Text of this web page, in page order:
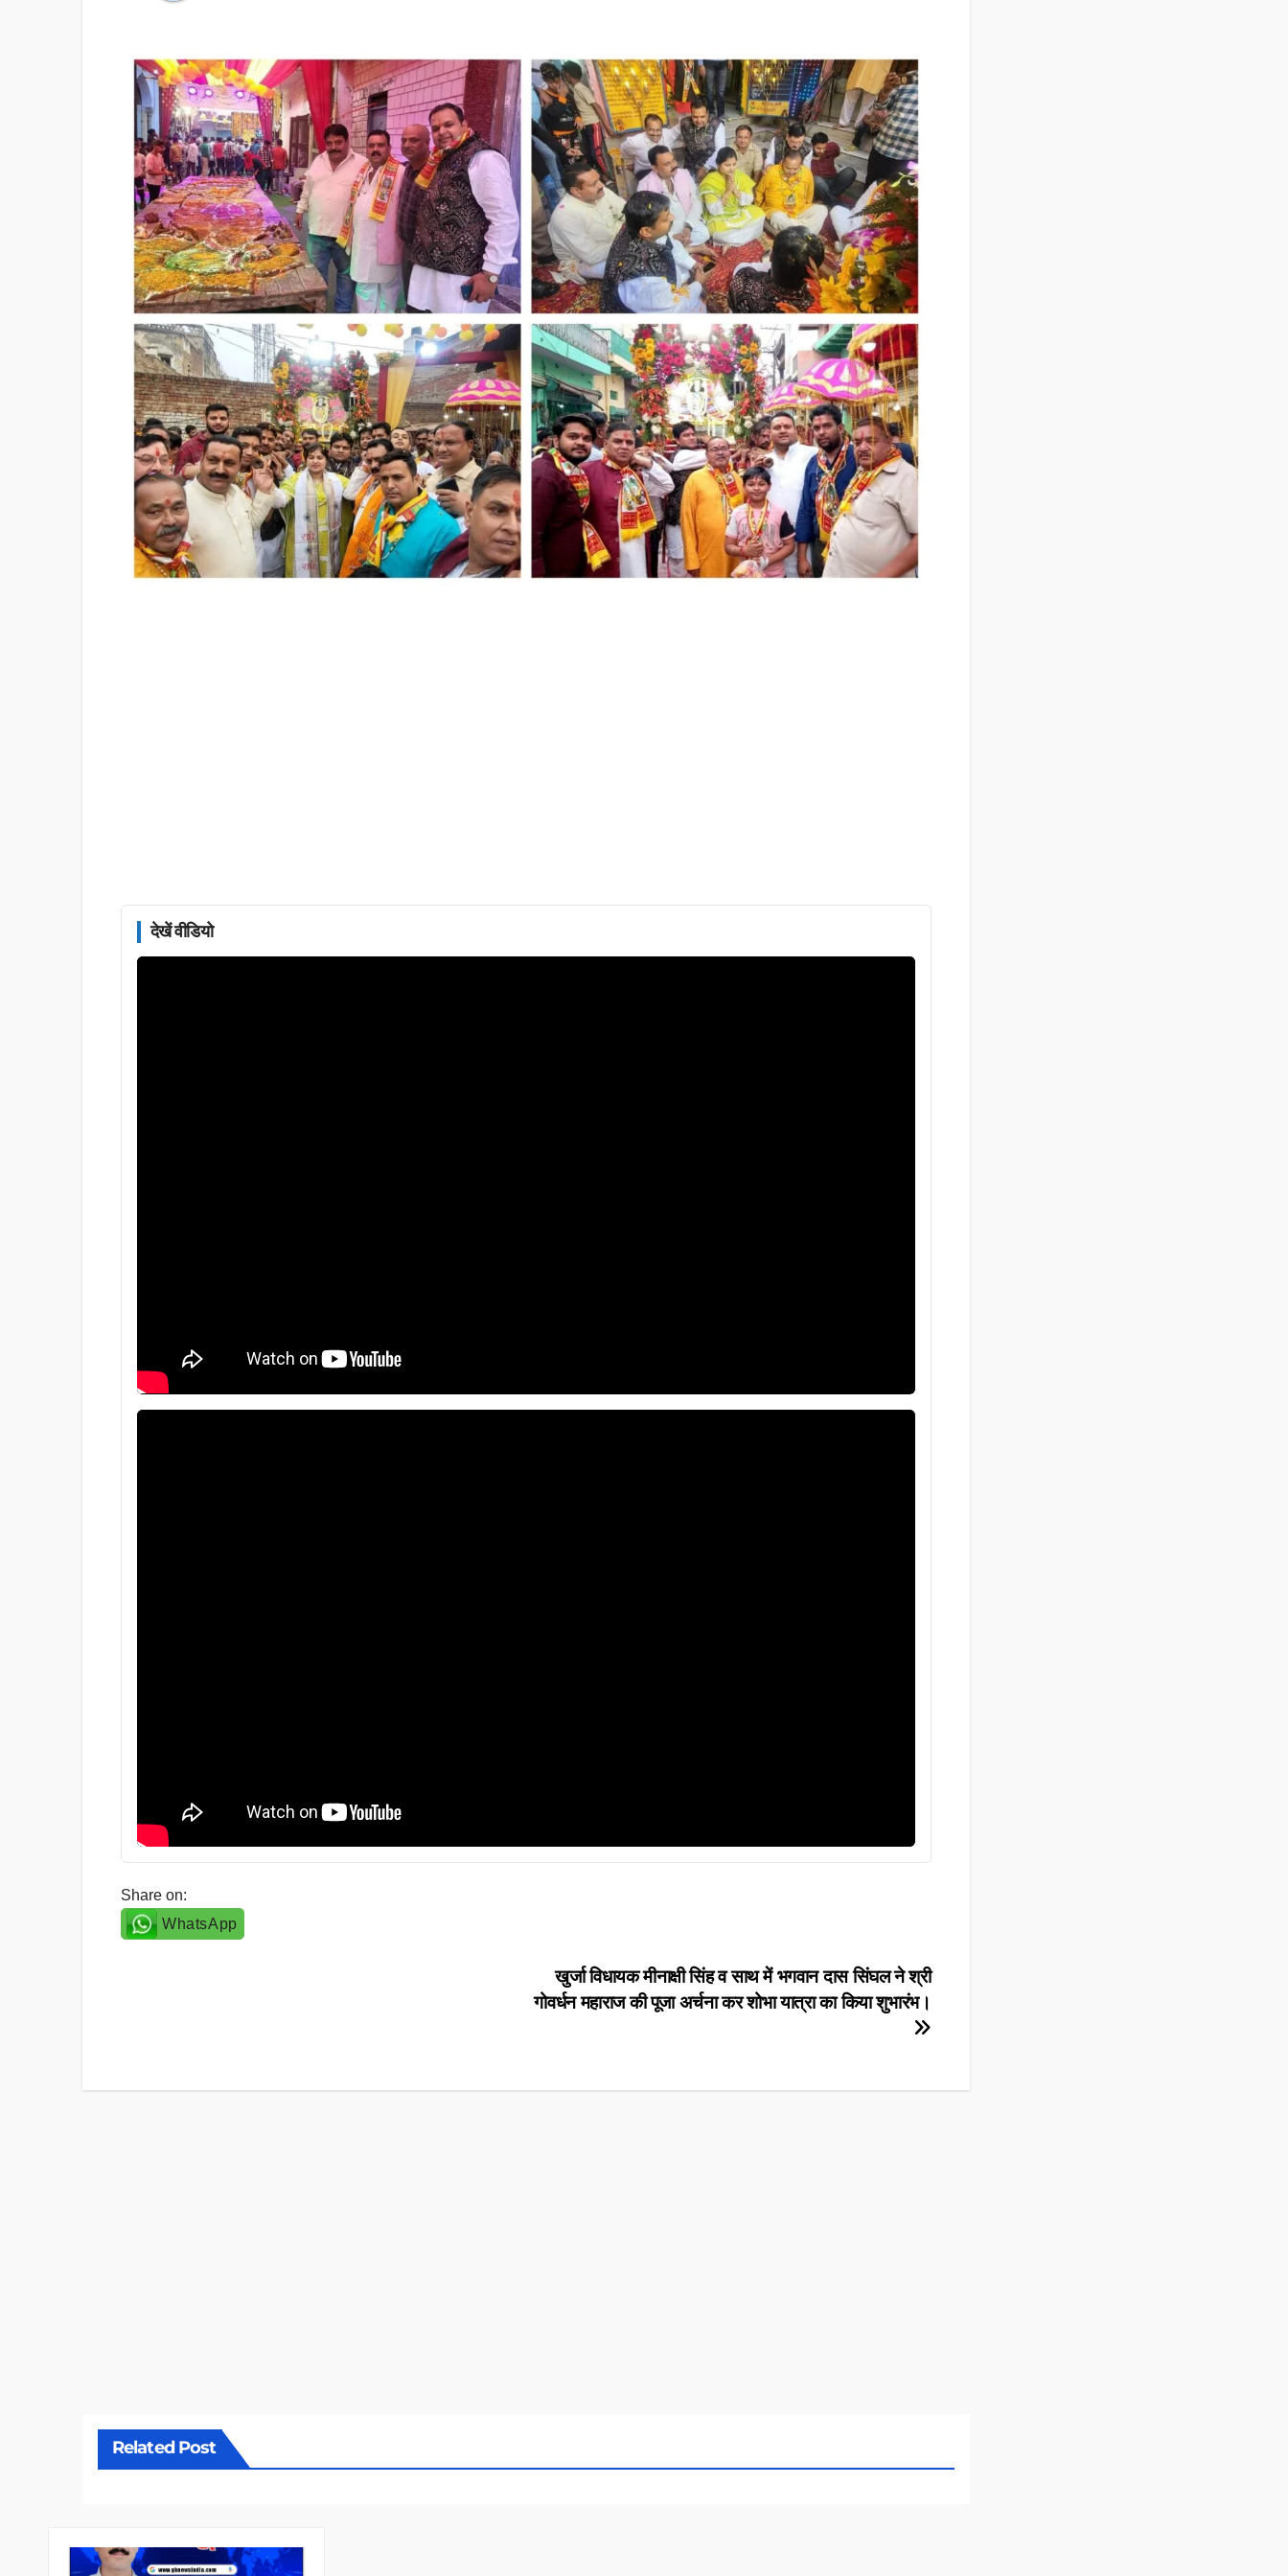
देखें वीडियो
Share on:
WhatsApp
खुर्जा विधायक मीनाक्षी सिंह व साथ में भगवान दास सिंघल ने श्री
गोवर्धन महाराज की पूजा अर्चना कर शोभा यात्रा का किया शुभारंभ।
Related Post